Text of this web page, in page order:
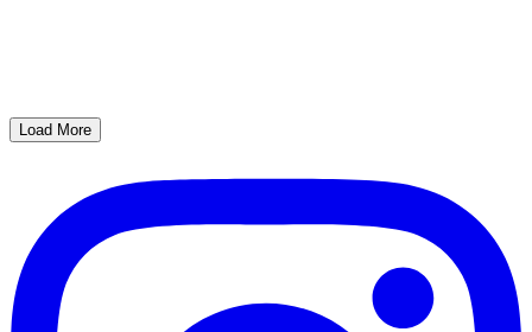
Load More